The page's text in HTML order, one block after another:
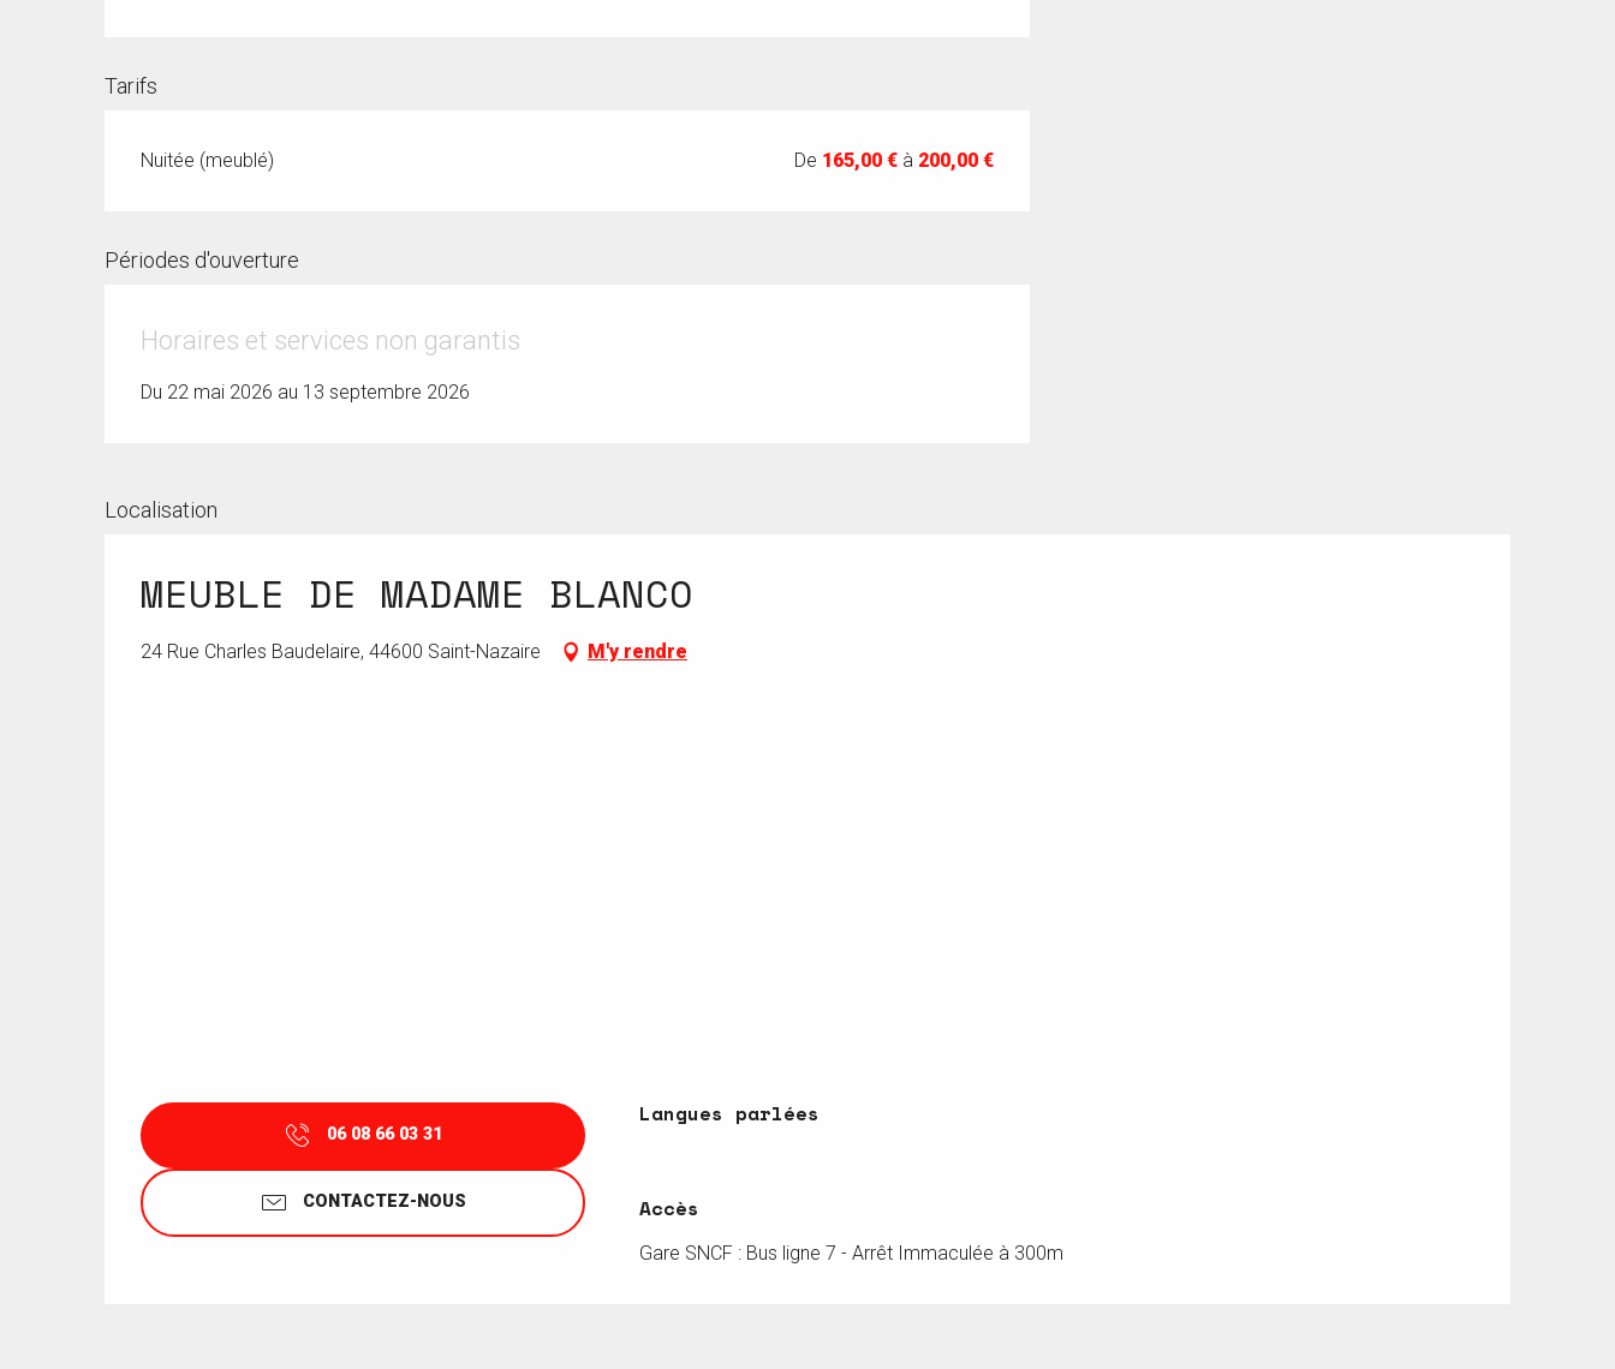
Tarifs
Nuitée (meublé) De 165,00 € à 200,00 €
Périodes d'ouverture
Horaires et services non garantis
Du 22 mai 2026 au 13 septembre 2026
Localisation
MEUBLE DE MADAME BLANCO
24 Rue Charles Baudelaire, 44600 Saint-Nazaire M'y rendre
06 08 66 03 31
CONTACTEZ-NOUS
Langues parlées
Langues parlées
Accès
Accès
Gare SNCF : Bus ligne 7 - Arrêt Immaculée à 300m